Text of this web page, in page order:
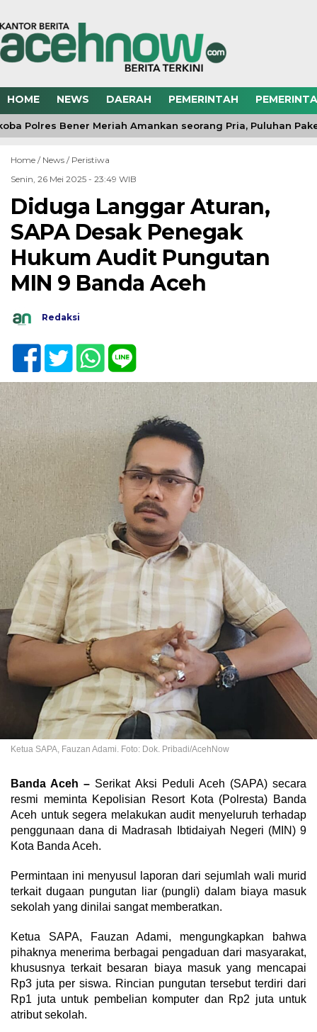
HOME NEWS DAERAH PEMERINTAH
Polres Bener Meriah Amankan seorang Pria, Puluhan
Home / News / Peristiwa
Senin, 26 Mei 2025 - 23:49 WIB
Diduga Langgar Aturan,
SAPA Desak Penegak
Hukum Audit Pungutan
MIN 9 Banda Aceh
Redaksi
Ketua SAPA, Fauzan Adami. Foto: Dok. Pribadi/AcehNow
Banda Aceh – Serikat Aksi Peduli Aceh (SAPA) secara
resmi meminta Kepolisian Resort Kota (Polresta) Banda
Aceh untuk segera melakukan audit menyeluruh terhadap
penggunaan dana di Madrasah Ibtidaiyah Negeri (MIN) 9
Kota Banda Aceh.
Permintaan ini menyusul laporan dari sejumlah wali murid
terkait dugaan pungutan liar (pungli) dalam biaya masuk
sekolah yang dinilai sangat memberatkan.
Ketua SAPA, Fauzan Adami, mengungkapkan bahwa
pihaknya menerima berbagai pengaduan dari masyarakat,
khususnya terkait besaran biaya masuk yang mencapai
Rp3 juta per siswa. Rincian pungutan tersebut terdiri dari
Rp1 juta untuk pembelian komputer dan Rp2 juta untuk
atribut sekolah.